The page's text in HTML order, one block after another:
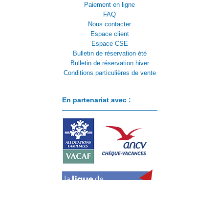
Paiement en ligne
FAQ
Nous contacter
Espace client
Espace CSE
Bulletin de réservation été
Bulletin de réservation hiver
Conditions particulières de vente
En partenariat avec :